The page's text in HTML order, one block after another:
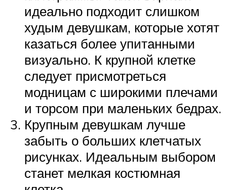
идеально подходит слишком
худым девушкам, которые хотят
казаться более упитанными
визуально. К крупной клетке
следует присмотреться
модницам с широкими плечами
и торсом при маленьких бедрах.
Крупным девушкам лучше
забыть о больших клетчатых
рисунках. Идеальным выбором
станет мелкая костюмная